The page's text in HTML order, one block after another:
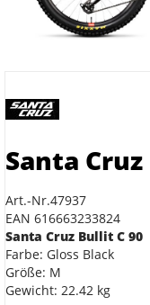
Santa
Art.-Nr.47937
EAN 616663233824
Santa Cruz Bullit C 90
Farbe: Gloss Black
Größe: M
Gewicht: 22.42 kg